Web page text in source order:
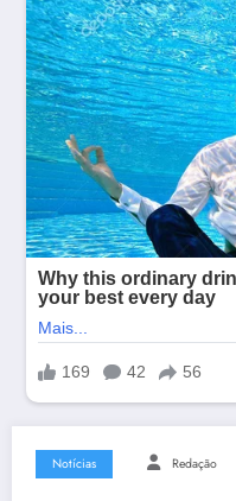
Notícias Redação